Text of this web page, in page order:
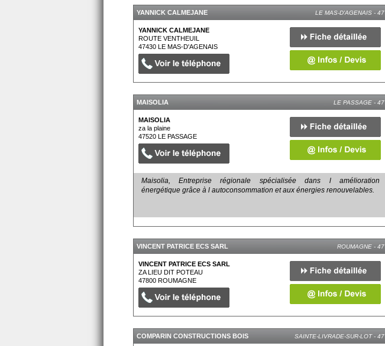
YANNICK CALMEJANE LE MAS-D'AGENAIS - 47
YANNICK CALMEJANE
ROUTE VENTHEUIL
47430LE MAS-D'AGENAIS
MAISOLIA LE PASSAGE - 47
MAISOLIA
za la plaine
47520LE PASSAGE
Maisolia, Entreprise régionale spécialisée dans l amélioration
énergétique grâce à l autoconsommation et aux énergies renouvelables.
VINCENT PATRICE ECS SARL ROUMAGNE - 47
VINCENT PATRICE ECS SARL
ZA LIEU DIT POTEAU
47800ROUMAGNE
COMPARIN CONSTRUCTIONS BOIS SAINTE-LIVRADE-SUR-LOT - 47